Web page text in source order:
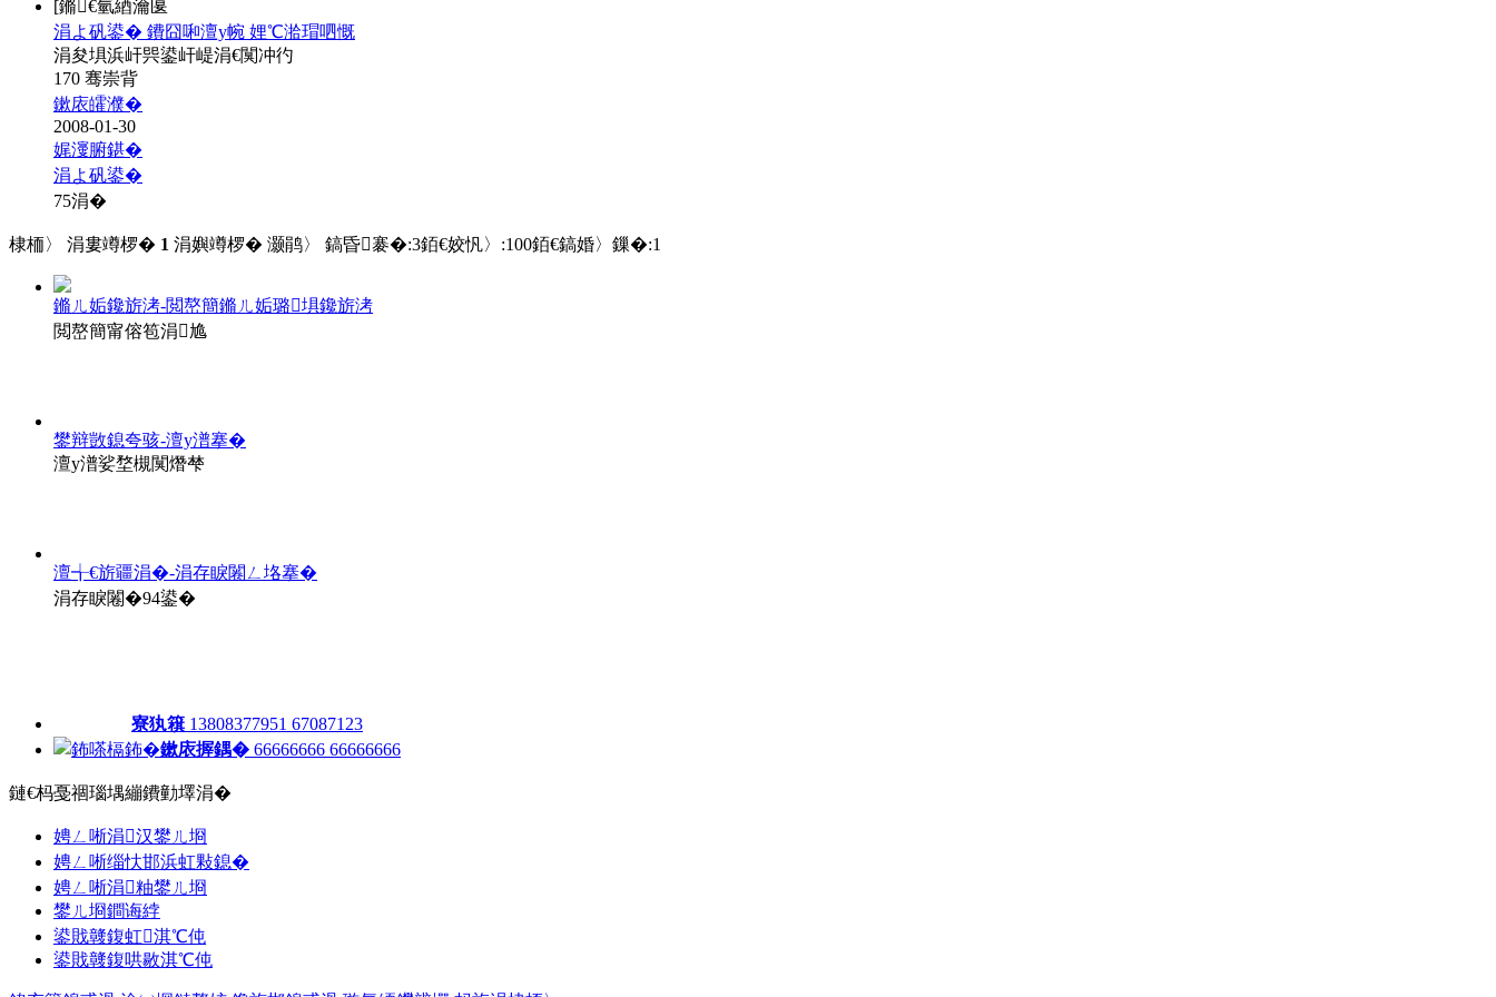
[鏅€氫綇瀹匽
涓よ矾鍙� 鐨囧啝澶у帵 娌℃湁瑁呬慨
涓夋埧浜屽巺鍙屽崼涓€闃冲彴
170 骞崇背
鏉庡皬濮�
2008-01-30
娓濅腑鍖�
涓よ矾鍙�
75涓�
棣栭〉 涓婁竴椤� 1 涓嬩竴椤� 灏鹃〉 鎬昏褰�:3銆€姣忛〉:100銆€鎬婚〉鏁�:1
鏅ㄦ姤鑱旂洘-閲嶅簡鏅ㄦ姤璐埧鑱旂洘
閲嶅簡甯傛笣涓尯
鐢辩敳鎴夸骇-澶у潽搴�
澶у潽娑堥槻闃熸梺
澶╅€旂疆涓�-涓存睙闂ㄥ垎搴�
涓存睙闂�94鍙�
寮犱簯 13808377951 67087123
鏉庡搱鍝� 66666666 66666666
鏈€杩戞祻瑙堣繃鐨勭墿涓�
娉ㄥ唽涓汉鐢ㄦ埛
娉ㄥ唽缁忕邯浜虹敤鎴�
娉ㄥ唽涓粙鐢ㄦ埛
鐢ㄦ埛鐧诲綍
鍙戝竷鍑虹淇℃伅
鍙戝竷鍑哄敭淇℃伅